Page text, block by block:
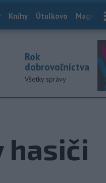
Knihy Útulkovo Magazín
Rok
dobrovoľníctva
Všetky správy
hasiči